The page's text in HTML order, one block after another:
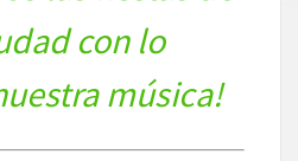
con lo
música!